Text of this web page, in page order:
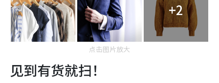
+2
点击图片放大
见到有货就扫！